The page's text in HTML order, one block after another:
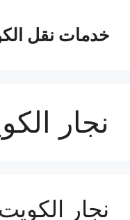
المحتوىخدمات نقل
نجار
نجار الكويت